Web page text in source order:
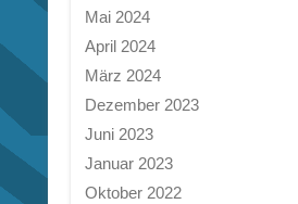
Mai 2024
April 2024
März 2024
Dezember 2023
Juni 2023
Januar 2023
Oktober 2022